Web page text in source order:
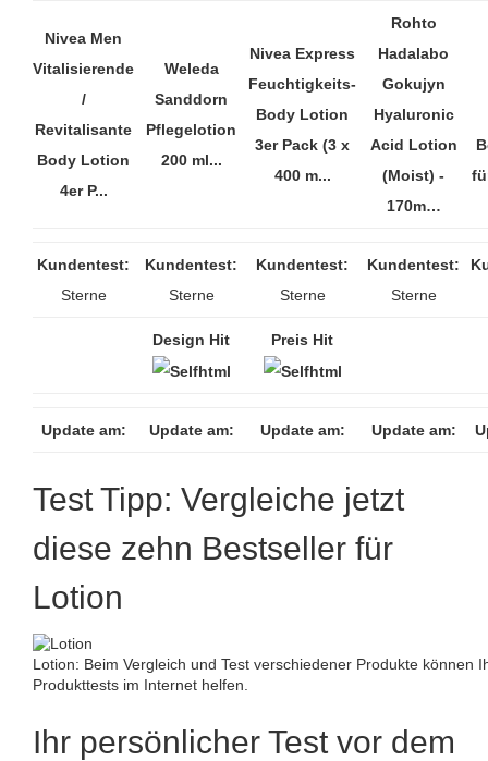
Nivea Men
Vitalisierende
/
Revitalisante
Body Lotion
4er P...
Weleda
Sanddorn
Pflegelotion
200 ml...
Nivea Express
Feuchtigkeits-
Body Lotion
3er Pack (3 x
400 m...
Rohto
Hadalabo
Gokujyn
Hyaluronic
Acid Lotion
(Moist) -
170m…
Kundentest:
Sterne
Kundentest:
Sterne
Kundentest:
Sterne
Kundentest:
Sterne
Design Hit Preis Hit
Update am: Update am: Update am: Update am:
Test Tipp: Vergleiche jetzt
diese zehn Bestseller für
Lotion
Lotion: Beim Vergleich und Test verschiedener Produkte können
Produkttests im Internet helfen.
Ihr persönlicher Test vor dem